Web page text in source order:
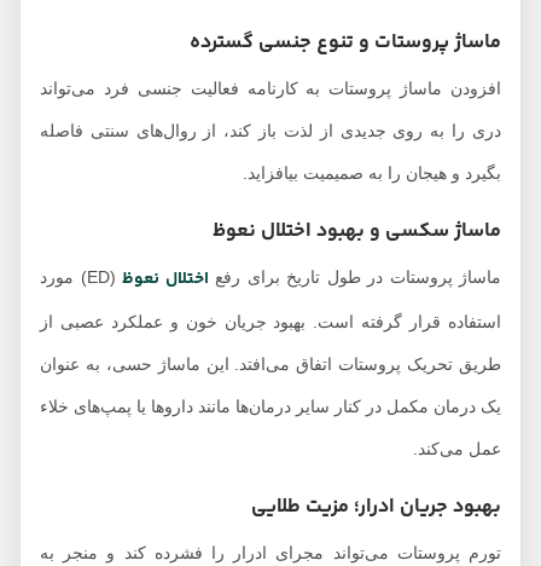
ماساژ پروستات و تنوع جنسی گسترده
افزودن ماساژ پروستات به کارنامه فعالیت جنسی فرد می‌تواند
دری را به روی جدیدی از لذت باز کند، از روال‌های سنتی فاصله
بگیرد و هیجان را به صمیمیت بیافزاید.
ماساژ سکسی و بهبود اختلال نعوظ
ماساژ پروستات در طول تاریخ برای رفع اختلال نعوظ (ED) مورد
استفاده قرار گرفته است. بهبود جریان خون و عملکرد عصبی از
طریق تحریک پروستات اتفاق می‌افتد. این ماساژ حسی، به عنوان
یک درمان مکمل در کنار سایر درمان‌ها مانند داروها یا پمپ‌های خلاء
عمل می‌کند.
بهبود جریان ادرار؛ مزیت طلایی
تورم پروستات می‌تواند مجرای ادرار را فشرده کند و منجر به